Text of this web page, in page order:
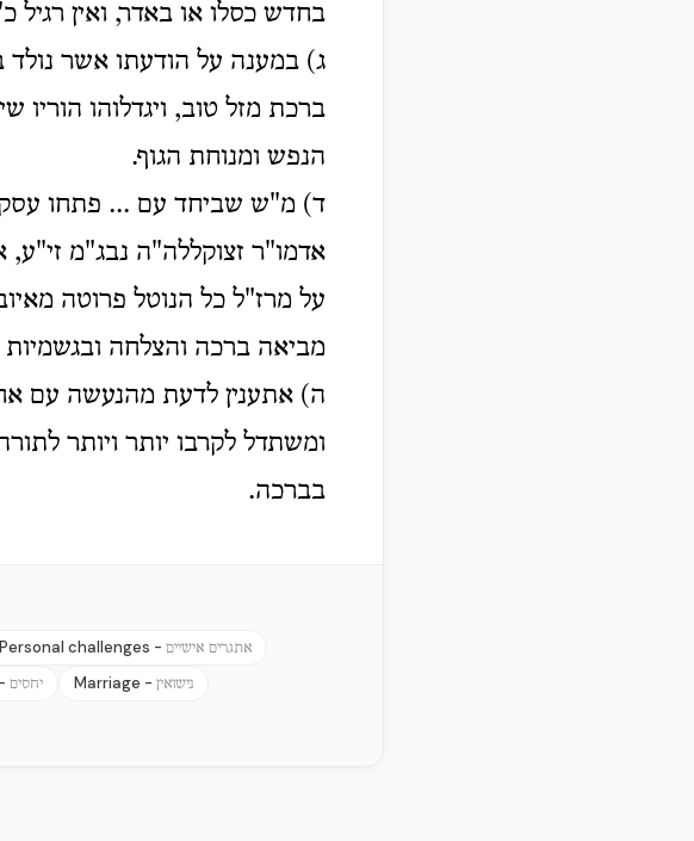
בחדש כסלו או באדר, ואין
ג) במענה על הודעתו אשר נולד
ברכת מזל טוב, ויגדלוהו הוריו
הנפש ומנוחת הגוף.
ד) מ"ש שביחד עם ... פתחו
אדמו"ר זצוקללה"ה נבג"מ
על מרז"ל כל הנוטל פרוטה
מביאה ברכה והצלחה
ה) אתענין לדעת מהנעשה עם
ומשתדל לקרבו יותר ויותר
בברכה.
Personal challenges - אתגרים אישיים
יחסים Marriage - נישואין